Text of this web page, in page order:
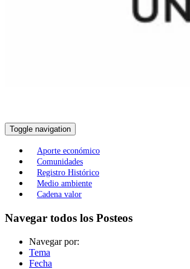
Toggle navigation
Aporte económico
Comunidades
Registro Histórico
Medio ambiente
Cadena valor
Navegar todos los Posteos
Navegar por:
Tema
Fecha